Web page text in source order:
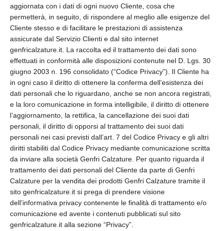
aggiornata con i dati di ogni nuovo Cliente, cosa che
permetterà, in seguito, di rispondere al meglio alle esigenze del
Cliente stesso e di facilitare le prestazioni di assistenza
assicurate dal Servizio Clienti e dal sito internet
genfricalzature.it. La raccolta ed il trattamento dei dati sono
effettuati in conformità alle disposizioni contenute nel D. Lgs. 30
giugno 2003 n. 196 consolidato (“Codice Privacy”). Il Cliente ha
in ogni caso il diritto di ottenere la conferma dell’esistenza dei
dati personali che lo riguardano, anche se non ancora registrati,
e la loro comunicazione in forma intelligibile, il diritto di ottenere
l’aggiornamento, la rettifica, la cancellazione dei suoi dati
personali, il diritto di opporsi al trattamento dei suoi dati
personali nei casi previsti dall’art. 7 del Codice Privacy e gli altri
diritti stabiliti dal Codice Privacy mediante comunicazione scritta
da inviare alla società Genfri Calzature. Per quanto riguarda il
trattamento dei dati personali del Cliente da parte di Genfri
Calzature per la vendita dei prodotti Genfri Calzature tramite il
sito genfricalzature.it si prega di prendere visione
dell’informativa privacy contenente le finalità di trattamento e/o
comunicazione ed avente i contenuti pubblicati sul sito
genfricalzature.it alla sezione “Privacy”.